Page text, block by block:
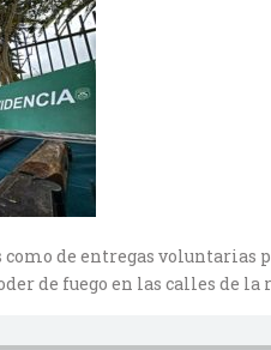
de entregas voluntarias
de fuego en las calles de la